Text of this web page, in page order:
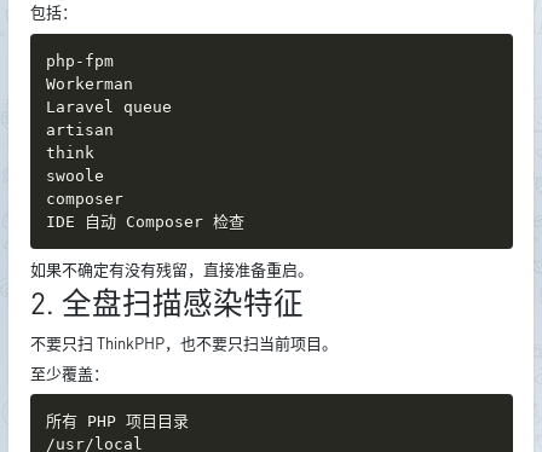
包括：
php-fpm
Workerman
Laravel queue
artisan
think
swoole
composer
IDE 自动 Composer 检查
如果不确定有没有残留，直接准备重启。
2. 全盘扫描感染特征
不要只扫 ThinkPHP，也不要只扫当前项目。
至少覆盖：
所有 PHP 项目目录
/usr/local